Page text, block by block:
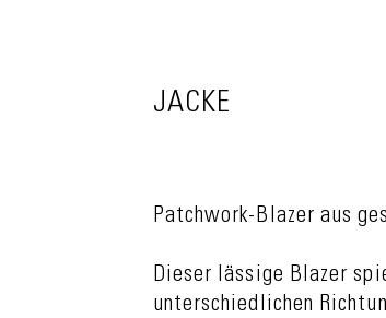
JACKE
Patchwork-Blazer aus
Dieser lässige Blazer
unterschiedlichen